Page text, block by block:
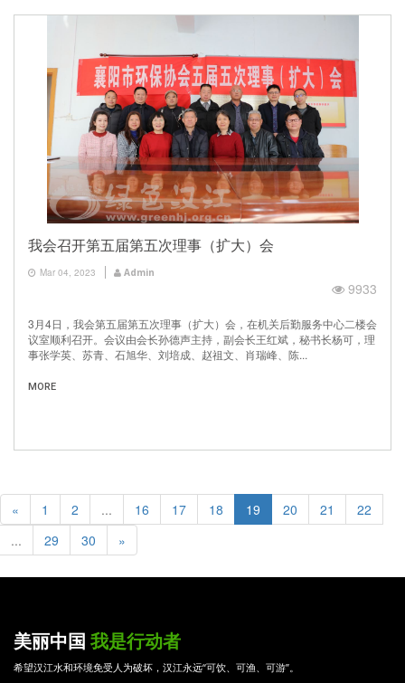
我会召开第五届第五次理事（扩大）会
Mar 04, 2023 Admin
9933
3月4日，我会第五届第五次理事（扩大）会，在机关后勤服务中心二楼会
议室顺利召开。会议由会长孙德声主持，副会长王红斌，秘书长杨可，理
事张学英、苏青、石旭华、刘培成、赵祖文、肖瑞峰、陈...
MORE
« 1 2 ... 16 17 18 19 20 21
22
...
29 30 »
美丽中国 我是行动者
希望汉江水和环境免受人为破坏，汉江永远“可饮、可渔、可游”。